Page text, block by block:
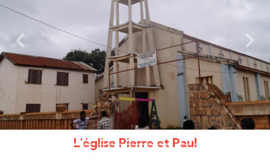
L'église Pierre et Paul